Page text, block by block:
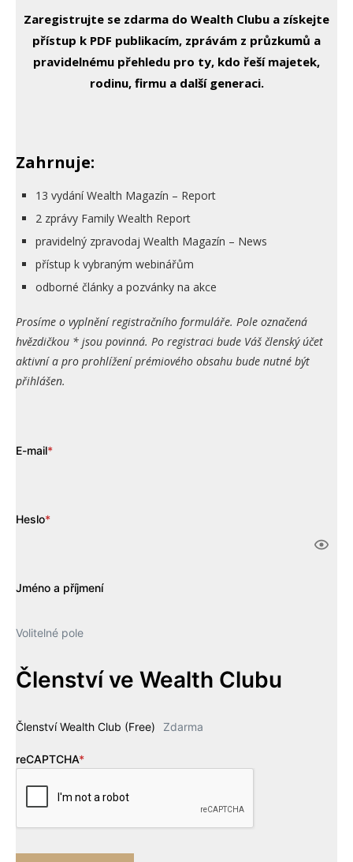
Zaregistrujte se zdarma do Wealth Clubu a získejte
přístup k PDF publikacím, zprávám z průzkumů a
pravidelnému přehledu pro ty, kdo řeší majetek,
rodinu, firmu a další generaci.
Zahrnuje:
13 vydání Wealth Magazín – Report
2 zprávy Family Wealth Report
pravidelný zpravodaj Wealth Magazín – News
přístup k vybraným webinářům
odborné články a pozvánky na akce
Prosíme o vyplnění registračního formuláře. Pole označená
hvězdičkou * jsou povinná. Po registraci bude Váš členský účet
aktivní a pro prohlížení prémiového obsahu bude nutné být
přihlášen.
E-mail*
Heslo*
Jméno a příjmení
Volitelné pole
Členství ve Wealth Clubu
Členství Wealth Club (Free) Zdarma
reCAPTCHA*